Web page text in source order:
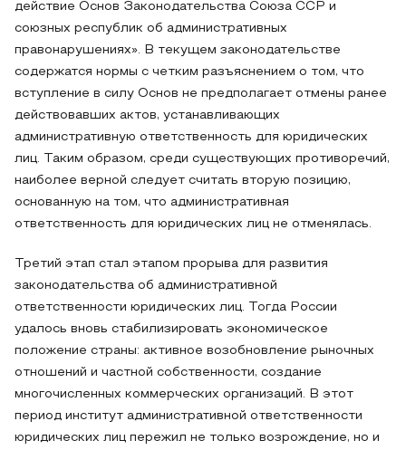
действие Основ Законодательства Союза ССР и
союзных республик об административных
правонарушениях». В текущем законодательстве
содержатся нормы с четким разъяснением о том, что
вступление в силу Основ не предполагает отмены ранее
действовавших актов, устанавливающих
административную ответственность для юридических
лиц. Таким образом, среди существующих противоречий,
наиболее верной следует считать вторую позицию,
основанную на том, что административная
ответственность для юридических лиц не отменялась.
Третий этап стал этапом прорыва для развития
законодательства об административной
ответственности юридических лиц. Тогда России
удалось вновь стабилизировать экономическое
положение страны: активное возобновление рыночных
отношений и частной собственности, создание
многочисленных коммерческих организаций. В этот
период институт административной ответственности
юридических лиц пережил не только возрождение, но и